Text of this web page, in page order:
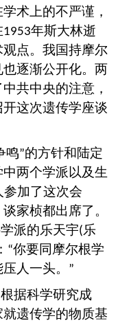
术上的不严谨，
1953年斯大林逝
点。我国持摩尔
逐渐公开化。两
共中央的注意，
这次遗传学座谈
鸣”的方针和陆定
两个学派以及生
参加了这次会
家桢都出席了。
派的乐天宇(乐
“你要同摩尔根学
人一头。
”
据科学研究成
遗传学的物质基